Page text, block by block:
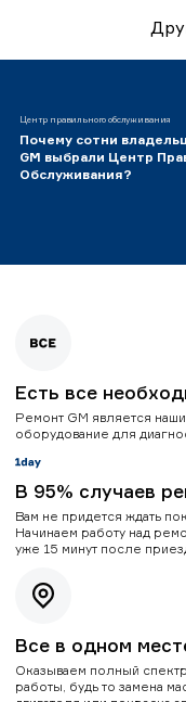
Центр правильного обслуживания
Почему сотни
GM выбрали Центр
Обслуживания?
Есть все
Ремонт GM является
оборудование для
В 95% случаев
Вам не придется ждать
Начинаем работу над
уже 15 минут после
Все в одном
Оказываем полный
работы, будь то замена